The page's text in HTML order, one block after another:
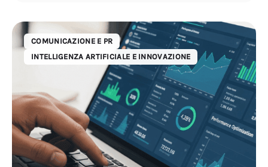
COMUNICAZIONE E PR
INTELLIGENZA ARTIFICIALE E INNOVAZIONE